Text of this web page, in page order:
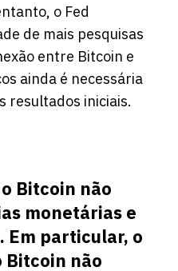
o Fed
de mais pesquisas
entre Bitcoin e
ainda é necessária
resultados iniciais.
Bitcoin não
monetárias e
Em particular, o
Bitcoin não